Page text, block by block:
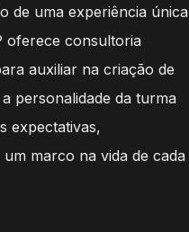
de uma experiência única
oferece consultoria
auxiliar na criação de
personalidade da turma
expectativas,
marco na vida de cada